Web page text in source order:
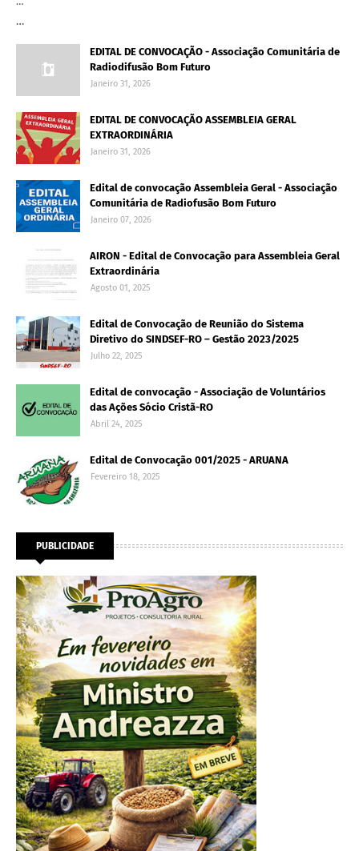
…
EDITAL DE CONVOCAÇÃO - Associação Comunitária de
Radiodifusão Bom Futuro
Janeiro 31, 2026
EDITAL DE CONVOCAÇÃO ASSEMBLEIA GERAL
EXTRAORDINÁRIA
Janeiro 31, 2026
Edital de convocação Assembleia Geral - Associação
Comunitária de Radiofusão Bom Futuro
Janeiro 07, 2026
AIRON - Edital de Convocação para Assembleia Geral
Extraordinária
Agosto 01, 2025
Edital de Convocação de Reunião do Sistema
Diretivo do SINDSEF-RO – Gestão 2023/2025
Julho 22, 2025
Edital de convocação - Associação de Voluntários
das Ações Sócio Cristã-RO
Abril 24, 2025
Edital de Convocação 001/2025 - ARUANA
Fevereiro 18, 2025
PUBLICIDADE